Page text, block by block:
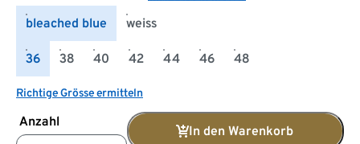
bleached blue weiss
36 38 40 42 44 46 48
Richtige Grösse ermitteln
Anzahl
In den Warenkorb